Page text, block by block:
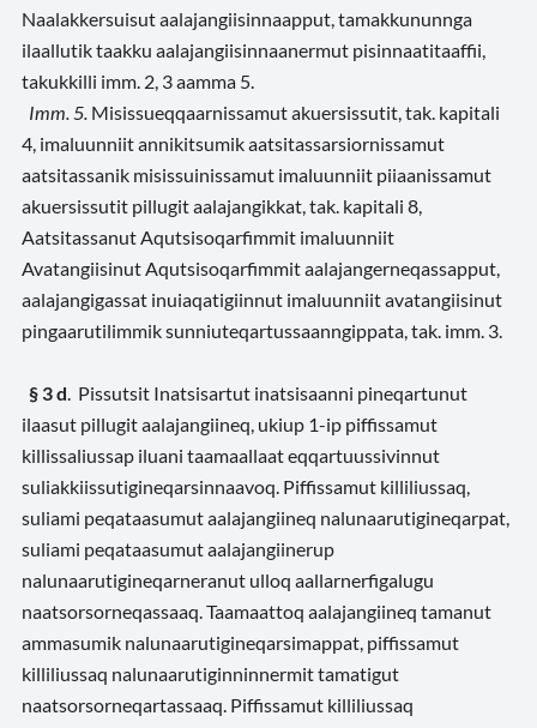
Naalakkersuisut aalajangiisinnaapput, tamakkununnga
ilaallutik taakku aalajangiisinnaanermut pisinnaatitaaffii,
takukkilli imm. 2, 3 aamma 5.
Imm. 5. Misissueqqaarnissamut akuersissutit, tak. kapitali
4, imaluunniit annikitsumik aatsitassarsiornissamut
aatsitassanik misissuinissamut imaluunniit piiaanissamut
akuersissutit pillugit aalajangikkat, tak. kapitali 8,
Aatsitassanut Aqutsisoqarfimmit imaluunniit
Avatangiisinut Aqutsisoqarfimmit aalajangerneqassapput,
aalajangigassat inuiaqatigiinnut imaluunniit avatangiisinut
pingaarutilimmik sunniuteqartussaanngippata, tak. imm. 3.
§ 3 d . Pissutsit Inatsisartut inatsisaanni pineqartunut
ilaasut pillugit aalajangiineq, ukiup 1-ip piffissamut
killissaliussap iluani taamaallaat eqqartuussivinnut
suliakkiissutigineqarsinnaavoq. Piffissamut killiliussaq,
suliami peqataasumut aalajangiineq nalunaarutigineqarpat,
suliami peqataasumut aalajangiinerup
nalunaarutigineqarneranut ulloq aallarnerfigalugu
naatsorsorneqassaaq. Taamaattoq aalajangiineq tamanut
ammasumik nalunaarutigineqarsimappat, piffissamut
killiliussaq nalunaarutiginninnermit tamatigut
naatsorsorneqartassaaq. Piffissamut killiliussaq